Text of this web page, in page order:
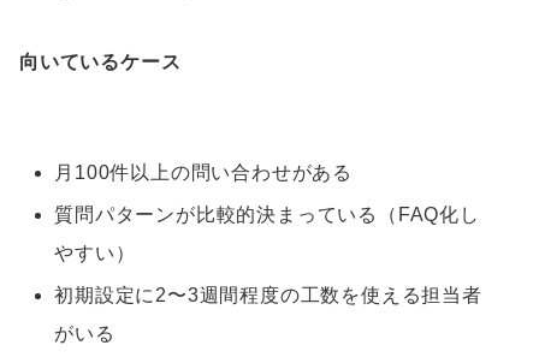
向いているケース
月100件以上の問い合わせがある
質問パターンが比較的決まっている（FAQ化し
やすい）
初期設定に2〜3週間程度の工数を使える担当者
がいる